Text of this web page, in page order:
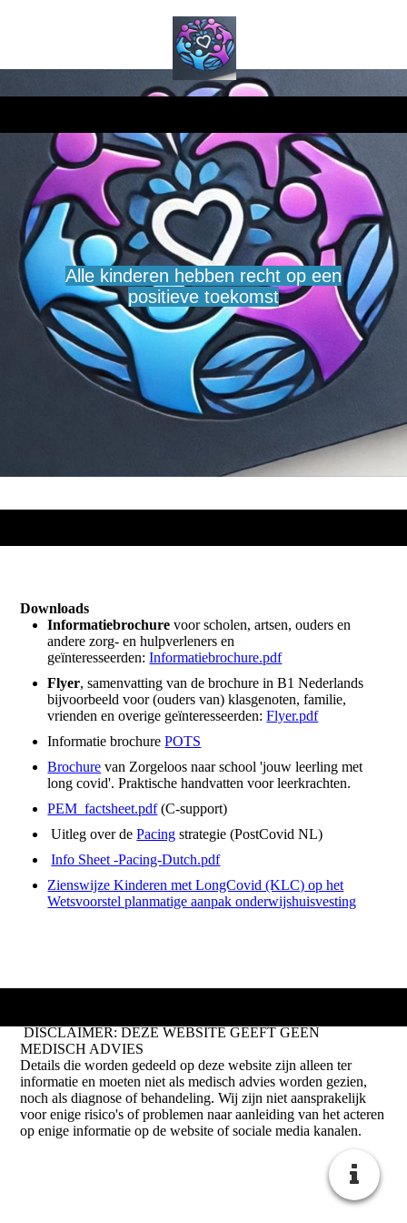
Alle kinderen hebben recht op een
positieve toekomst
Downloads
Informatiebrochure voor scholen, artsen, ouders en
andere zorg- en hulpverleners en
geïnteresseerden: Informatiebrochure.pdf
Flyer, samenvatting van de brochure in B1 Nederlands
bijvoorbeeld voor (ouders van) klasgenoten, familie,
vrienden en overige geïnteresseerden:Flyer.pdf
Informatie brochurePOTS
Brochure van Zorgeloos naar school 'jouw leerling met
long covid'. Praktische handvatten voor leerkrachten.
PEM_factsheet.pdf(C-support)
Uitleg over dePacing strategie (PostCovid NL)
Info Sheet -Pacing-Dutch.pdf
Zienswijze Kinderen met LongCovid (KLC) op het
Wetsvoorstel planmatige aanpak onderwijshuisvesting
DISCLAIMER: DEZE WEBSITE GEEFT GEEN
MEDISCH ADVIES
Details die worden gedeeld op deze website zijn alleen ter
informatie en moeten niet als medisch advies worden gezien,
noch als diagnose of behandeling. Wij zijn niet aansprakelijk
voor enige risico's of problemen naar aanleiding van het acteren
op enige informatie op de website of sociale media kanalen.